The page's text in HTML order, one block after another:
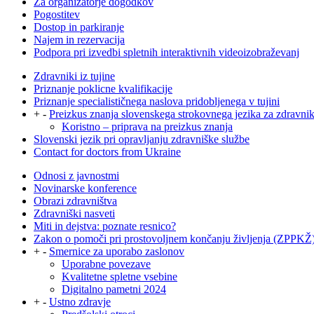
Pogostitev
Dostop in parkiranje
Najem in rezervacija
Podpora pri izvedbi spletnih interaktivnih videoizobraževanj
Zdravniki iz tujine
Priznanje poklicne kvalifikacije
Priznanje specialističnega naslova pridobljenega v tujini
+ - Preizkus znanja slovenskega strokovnega jezika za
Koristno – priprava na preizkus znanja
Slovenski jezik pri opravljanju zdravniške službe
Contact for doctors from Ukraine
Odnosi z javnostmi
Novinarske konference
Obrazi zdravništva
Zdravniški nasveti
Miti in dejstva: poznate resnico?
Zakon o pomoči pri prostovoljnem končanju življenja
+ - Smernice za uporabo zaslonov
Uporabne povezave
Kvalitetne spletne vsebine
Digitalno pametni 2024
+ - Ustno zdravje